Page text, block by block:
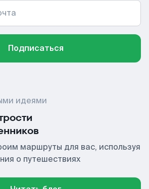
Подписаться
идеями
маршруты для вас, используя
о путешествиях